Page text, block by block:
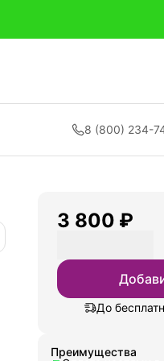
8 (800) 234-
3 800 ₽
До
Преимущества